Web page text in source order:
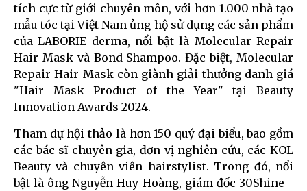
tích cực từ giới chuyên môn, với hơn 1.000 nhà tạo
mẫu tóc tại Việt Nam ủng hộ sử dụng các sản phẩm
của LABORIE derma, nổi bật là Molecular Repair
Hair Mask và Bond Shampoo. Đặc biệt, Molecular
Repair Hair Mask còn giành giải thưởng danh giá
"Hair Mask Product of the Year" tại Beauty
Innovation Awards 2024.
Tham dự hội thảo là hơn 150 quý đại biểu, bao gồm
các bác sĩ chuyên gia, đơn vị nghiên cứu, các KOL
Beauty và chuyên viên hairstylist. Trong đó, nổi
bật là ông Nguyễn Huy Hoàng, giám đốc 30Shine -